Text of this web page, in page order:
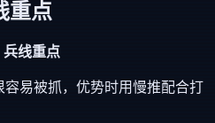
重点
兵线重点
易被抓，优势时用慢推配合打